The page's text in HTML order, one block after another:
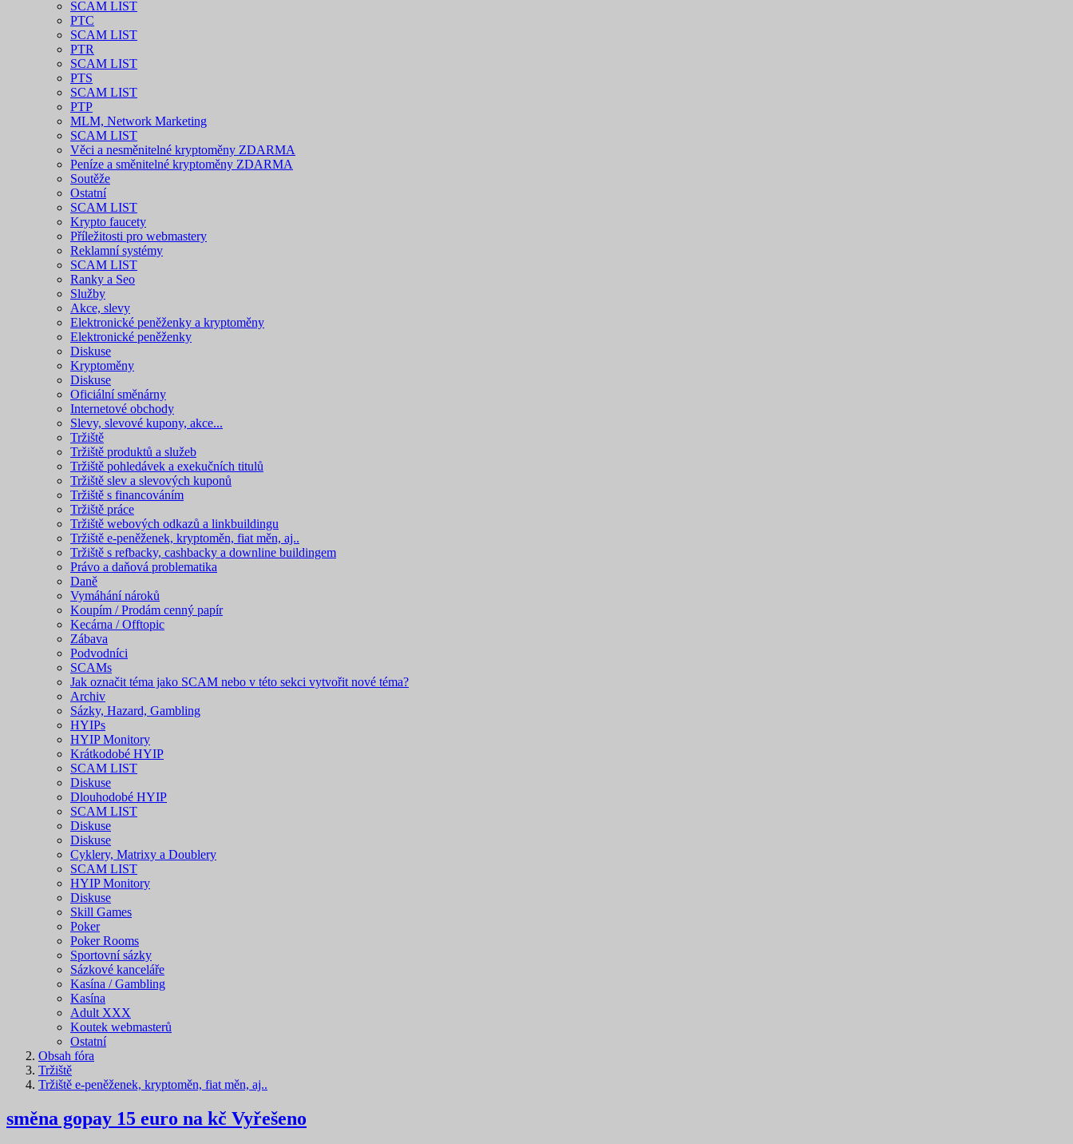
SCAM LIST
PTC
SCAM LIST
PTR
SCAM LIST
PTS
SCAM LIST
PTP
MLM, Network Marketing
SCAM LIST
Věci a nesměnitelné kryptoměny ZDARMA
Peníze a směnitelné kryptoměny ZDARMA
Soutěže
Ostatní
SCAM LIST
Krypto faucety
Příležitosti pro webmastery
Reklamní systémy
SCAM LIST
Ranky a Seo
Služby
Akce, slevy
Elektronické peněženky a kryptoměny
Elektronické peněženky
Diskuse
Kryptoměny
Diskuse
Oficiální směnárny
Internetové obchody
Slevy, slevové kupony, akce...
Tržiště
Tržiště produktů a služeb
Tržiště pohledávek a exekučních titulů
Tržiště slev a slevových kuponů
Tržiště s financováním
Tržiště práce
Tržiště webových odkazů a linkbuildingu
Tržiště e-peněženek, kryptoměn, fiat měn, aj..
Tržiště s refbacky, cashbacky a downline buildingem
Právo a daňová problematika
Daně
Vymáhání nároků
Koupím / Prodám cenný papír
Kecárna / Offtopic
Zábava
Podvodníci
SCAMs
Jak označit téma jako SCAM nebo v této sekci vytvořit nové téma?
Archiv
Sázky, Hazard, Gambling
HYIPs
HYIP Monitory
Krátkodobé HYIP
SCAM LIST
Diskuse
Dlouhodobé HYIP
SCAM LIST
Diskuse
Diskuse
Cyklery, Matrixy a Doublery
SCAM LIST
HYIP Monitory
Diskuse
Skill Games
Poker
Poker Rooms
Sportovní sázky
Sázkové kanceláře
Kasína / Gambling
Kasína
Adult XXX
Koutek webmasterů
Ostatní
Obsah fóra
Tržiště
Tržiště e-peněženek, kryptoměn, fiat měn, aj..
směna gopay 15 euro na kč Vyřešeno